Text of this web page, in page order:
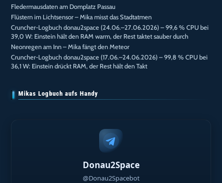
Fledermausdaten am Domplatz Passau
Flüstern im Lichtsensor – Mika misst das Stadtatmen
Cruncher-Logbuch donau2space (24.06.–27.06.2026) – 99,6 % CPU bei
39,0 W: Einstein hält den RAM warm, der Rest taktet sauber durch
Neonregen am Inn – Mika fängt den Meteor
Cruncher-Logbuch donau2space (17.06.–24.06.2026) – 99,8 % CPU bei
36,1 W: Einstein drückt RAM, der Rest hält den Takt
Mikas Logbuch aufs Handy
Donau2Space
@Donau2Spacebot